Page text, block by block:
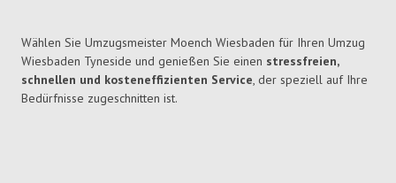
Wählen Sie Umzugsmeister Moench Wiesbaden für Ihren Umzug
Wiesbaden Tyneside und genießen Sie einen stressfreien,
schnellen und kosteneffizienten Service, der speziell auf Ihre
Bedürfnisse zugeschnitten ist.